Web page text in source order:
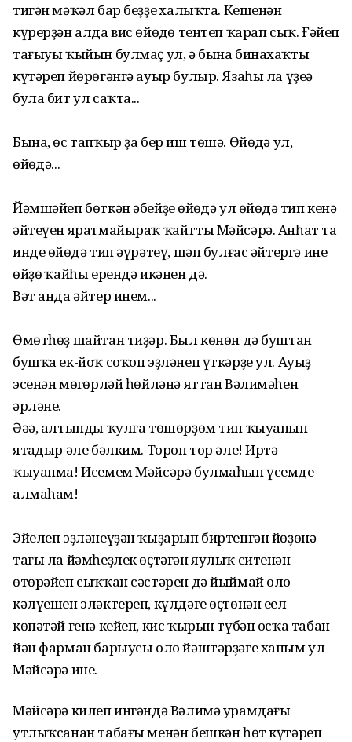
тигән мәҡәл бар беҙҙең халыҡта. Кешенән
күрерҙән алда вис өйөңдө тентеп ҡарап сыҡ. Ғәйеп
тағыуы ҡыйын булмаҫ ул, ә бына бинахаҡты
күтәреп йөрөгәнгә ауыр булыр. Язаһы ла үҙеңә
була бит ул саҡта...
Бына, өс тапҡыр ҙа бер иш төшә. Өйөңдә ул,
өйөңдә...
Йәмшәйеп бөткән әбейҙең өйөңдә ул өйөңдә тип кенә
әйтеүен яратмайыраҡ ҡайтты Мәйсәрә. Анһат та
инде өйөңдә тип әүрәтеү, шәп булғас әйтергә ине
өйҙөң ҡайһы ерендә икәнен дә.
Вәт анда әйтер инем...
Өмөтһөҙ шайтан тиҙәр. Был көнөн дә буштан
бушҡа ек-йоҡ соҡоп эҙләнеп үткәрҙе ул. Ауыҙ
эсенән мөңгөрләй һөйләнә яттан Вәлимәһен
әрләне.
Әәә, алтынды ҡулға төшөрҙөм тип ҡыуанып
ятаңдыр әле бәлким. Тороп тор әле! Иртә
ҡыуанма! Исемем Мәйсәрә булмаһын үсемде
алмаһам!
Эйелеп эҙләнеүҙән ҡыҙарып биртенгән йөҙөнә
тағы ла йәмһеҙлек өҫтәгән яулыҡ ситенән
өтөрәйеп сыҡҡан сәстәрен дә йыймай оло
кәлүешен эләктереп, күлдәге өҫтөнән еңел
көпәтәй генә кейеп, кис ҡырын түбән осҡа табан
йән фарман барыусы оло йәштәрҙәге ханым ул
Мәйсәрә ине.
Мәйсәрә килеп ингәндә Вәлимә урамдағы
утлыҡсанан табағы менән бешкән һөт күтәреп